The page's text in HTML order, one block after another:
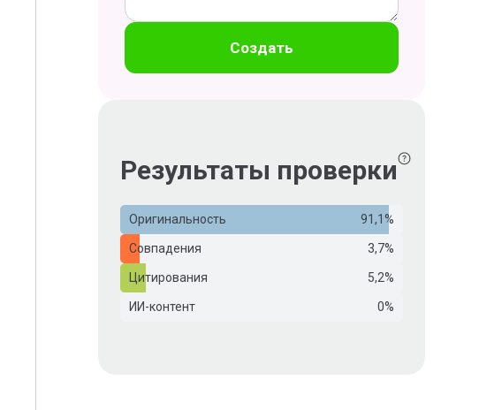
Создать
Результаты проверки
Оригинальность 91,1%
Совпадения 3,7%
Цитирования 5,2%
ИИ-контент 0%